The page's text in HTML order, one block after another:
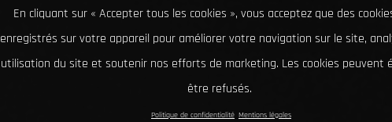
En cliquant sur « Accepter tous les cookies », vous acceptez que des
enregistrés sur votre appareil pour améliorer votre navigation sur le site,
utilisation du site et soutenir nos efforts de marketing. Les cookies peuvent
être refusés.
Politique de confidentialité Mentions légales